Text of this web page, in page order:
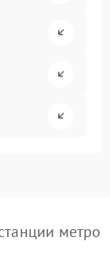
метро